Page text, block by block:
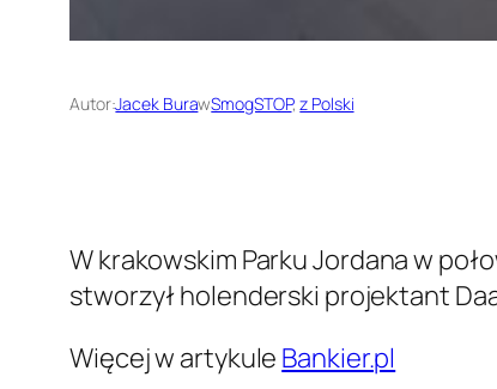
Autor:Jacek BurawSmogSTOP, z Polski
W krakowskim Parku Jordana w
stworzył holenderski projektant
Więcej w artykule Bankier.pl